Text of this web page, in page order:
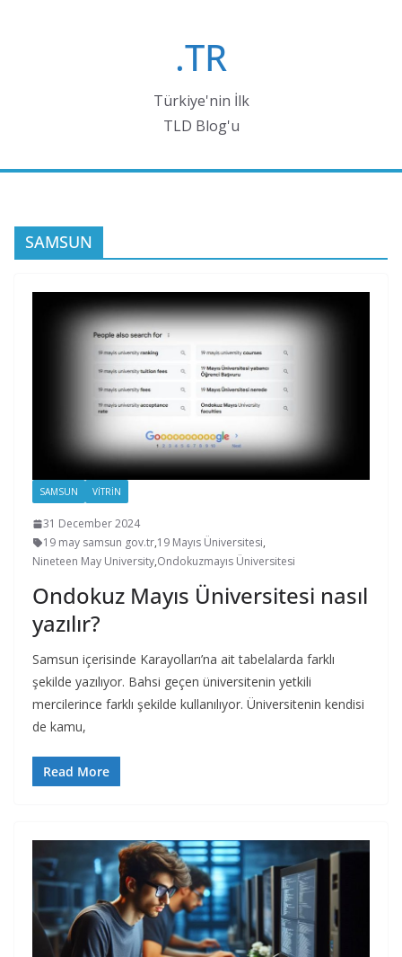
.TR
Türkiye'nin İlk
TLD Blog'u
SAMSUN
SAMSUN VİTRİN
31 December 2024
19 may samsun gov.tr,19 Mayıs Üniversitesi,
Nineteen May University,Ondokuzmayıs Üniversitesi
Ondokuz Mayıs Üniversitesi nasıl
yazılır?
Samsun içerisinde Karayolları’na ait tabelalarda farklı
şekilde yazılıyor. Bahsi geçen üniversitenin yetkili
mercilerince farklı şekilde kullanılıyor. Üniversitenin kendisi
de kamu,
Read More